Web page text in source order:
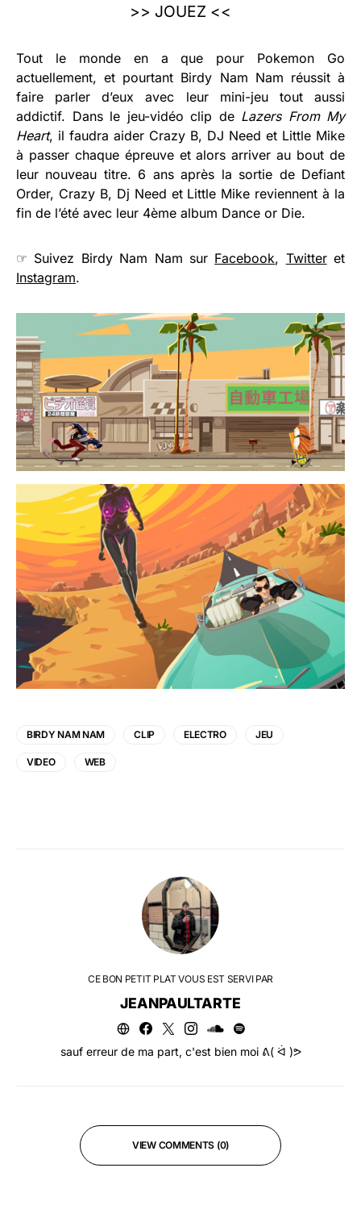
>> JOUEZ <<
Tout le monde en a que pour Pokemon Go
actuellement, et pourtant Birdy Nam Nam réussit à
faire parler d’eux avec leur mini-jeu tout aussi
addictif. Dans le jeu-vidéo clip de Lazers From My
Heart, il faudra aider Crazy B, DJ Need et Little Mike
à passer chaque épreuve et alors arriver au bout de
leur nouveau titre. 6 ans après la sortie de Defiant
Order, Crazy B, Dj Need et Little Mike reviennent à la
fin de l’été avec leur 4ème album Dance or Die.
☞ Suivez Birdy Nam Nam sur Facebook, Twitteret
Instagram.
BIRDY NAM NAM CLIP ELECTRO JEU
VIDEO WEB
CE BON PETIT PLAT VOUS EST SERVI PAR
JEANPAULTARTE
sauf erreur de ma part, c'est bien moi ᕕ( ᐛ )ᕗ
VIEW COMMENTS (0)